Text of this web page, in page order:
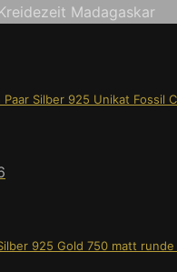
Madagaskar
Silber 925 Unikat Fossil
925 Gold 750 matt